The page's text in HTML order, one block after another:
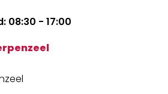
08:30 - 17:00